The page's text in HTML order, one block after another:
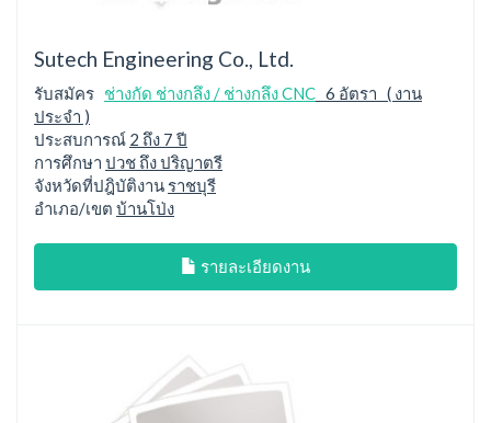
Sutech Engineering Co., Ltd.
รับสมัคร ช่างกัด ช่างกลึง / ช่างกลึง CNC 6 อัตรา ( งาน
ประจำ )
ประสบการณ์ 2 ถึง 7 ปี
การศึกษา ปวช ถึง ปริญาตรี
จังหวัดที่ปฎิบัติงาน ราชบุรี
อำเภอ/เขต บ้านโป่ง
รายละเอียดงาน